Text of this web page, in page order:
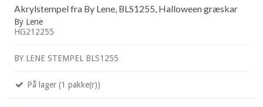
Akrylstempel fra By Lene, BLS1255, Halloween græskar
By Lene
HG212255
BY LENE STEMPEL BLS1255
På lager (1 pakke(r))